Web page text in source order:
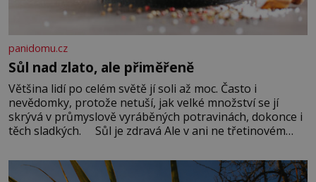
panidomu.cz
Sůl nad zlato, ale přiměřeně
Většina lidí po celém světě jí soli až moc. Často i
nevědomky, protože netuší, jak velké množství se jí
skrývá v průmyslově vyráběných potravinách, dokonce i
těch sladkých. Sůl je zdravá Ale v ani ne třetinovém
základní složky– sodík a chlór – jsou zásadní pro
správné hospodaření